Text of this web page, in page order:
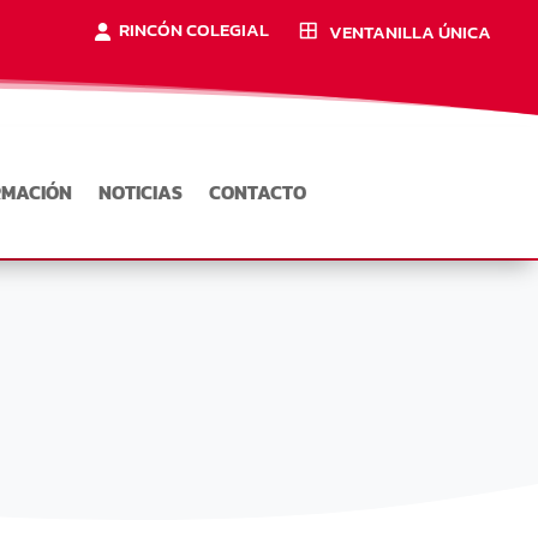
RINCÓN COLEGIAL VENTANILLA ÚNICA
NOTICIAS CONTACTO